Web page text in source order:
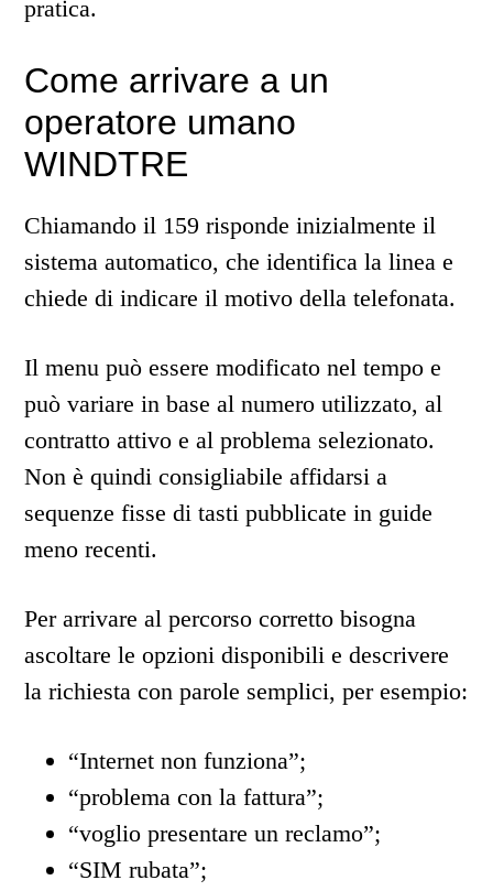
pratica.
Come arrivare a un
operatore umano
WINDTRE
Chiamando il 159 risponde inizialmente il
sistema automatico, che identifica la linea e
chiede di indicare il motivo della telefonata.
Il menu può essere modificato nel tempo e
può variare in base al numero utilizzato, al
contratto attivo e al problema selezionato.
Non è quindi consigliabile affidarsi a
sequenze fisse di tasti pubblicate in guide
meno recenti.
Per arrivare al percorso corretto bisogna
ascoltare le opzioni disponibili e descrivere
la richiesta con parole semplici, per esempio:
“Internet non funziona”;
“problema con la fattura”;
“voglio presentare un reclamo”;
“SIM rubata”;